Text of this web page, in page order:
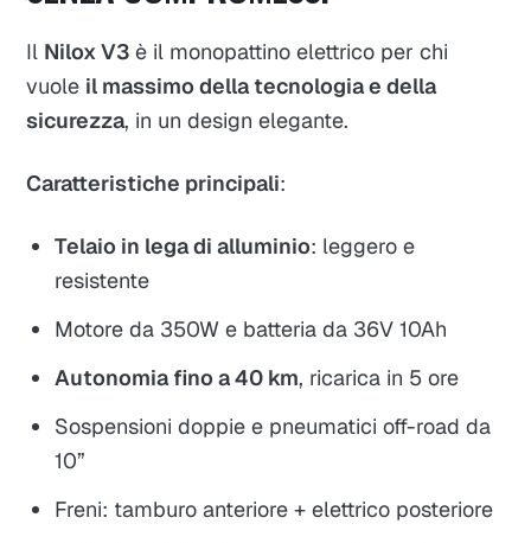
Il Nilox V3 è il monopattino elettrico per chi
vuole il massimo della tecnologia e della
sicurezza, in un design elegante.
Caratteristiche principali:
Telaio in lega di alluminio: leggero e
resistente
Motore da 350W e batteria da 36V 10Ah
Autonomia fino a 40 km, ricarica in 5 ore
Sospensioni doppie e pneumatici off-road da
10”
Freni: tamburo anteriore + elettrico posteriore